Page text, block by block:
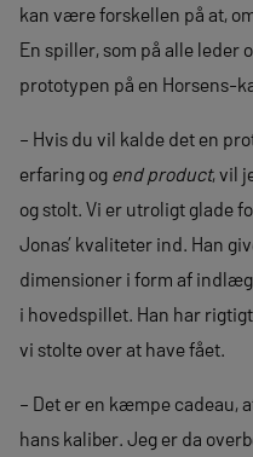
kan være forskellen på at,
En spiller, som på alle
prototypen på en Horsens-
– Hvis du vil kalde det en
erfaring og end product, vil
og stolt. Vi er utroligt glade
Jonas’ kvaliteter ind. Han
dimensioner i form af
i hovedspillet. Han har
vi stolte over at have fået.
– Det er en kæmpe cadeau,
hans kaliber. Jeg er da